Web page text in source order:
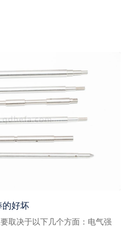
的好坏
取决于以下几个方面：电气强